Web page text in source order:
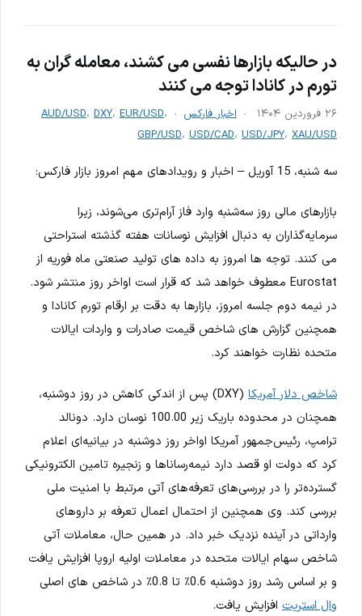
در حالیکه بازارها نفسی می کشند، معامله گران به
تورم در کانادا توجه می کنند
۲۶ فروردین ۱۴۰۴ اخبار فارکس AUD/USD، DXY، EUR/USD،
GBP/USD، USD/CAD، USD/JPY، XAU/USD
سه شنبه، 15 آوریل – اخبار و رویدادهای مهم امروز بازار فارکس:
بازارهای مالی روز سه‌شنبه وارد فاز آرام‌تری می‌شوند، زیرا
سرمایه‌گذاران به دنبال افزایش نوسانات هفته گذشته استراحتی
می کنند. توجه ها امروز به داده های تولید صنعتی ماه فوریه از
Eurostat معطوف خواهد شد که قرار است اواخر روز منتشر شود.
در نیمه دوم جلسه امروز، بازارها به دقت بر ارقام تورم کانادا و
همچنین گزارش های شاخص قیمت صادرات و واردات ایالات
متحده نظارت خواهند کرد.
شاخص دلار آمریکا
(DXY) پس از اندکی کاهش در روز دوشنبه،
همچنان در محدوده باریک زیر 100.00 نوسان دارد. دونالد
ترامپ، رئیس‌جمهور آمریکا اواخر روز دوشنبه در بیانیه‌ای اعلام
کرد که دولت او قصد دارد نیمه‌رساناها و زنجیره تامین الکترونیکی
گسترده‌تر را در بررسی‌های تعرفه‌های آتی مرتبط با امنیت ملی
بررسی کند. وی همچنین از احتمال اعمال تعرفه بر داروهای
وارداتی در آینده نزدیک خبر داد. در همین حال، معاملات آتی
شاخص سهام ایالات متحده در معاملات اولیه اروپا افزایش یافت
و بر اساس رشد روز دوشنبه 0.6٪ تا 0.8٪ در شاخص های اصلی
وال استریت افزایش یافت.